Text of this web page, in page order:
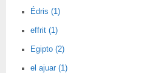
Édris (1)
effrit (1)
Egipto (2)
el ajuar (1)